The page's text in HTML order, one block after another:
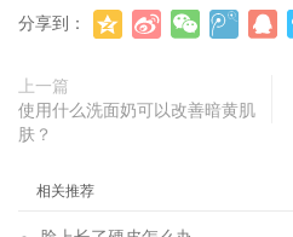
分享到：
上一篇
使用什么洗面奶可以改善暗黄肌
肤？
相关推荐